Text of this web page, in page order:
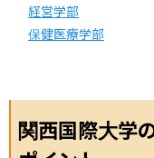
経営学部
保健医療学部
関西国際大学